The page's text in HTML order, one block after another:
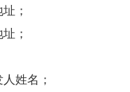
；
；
姓名；